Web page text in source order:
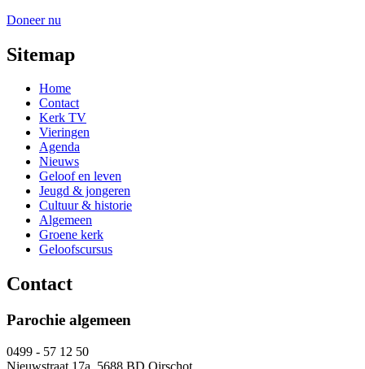
Doneer nu
Sitemap
Home
Contact
Kerk TV
Vieringen
Agenda
Nieuws
Geloof en leven
Jeugd & jongeren
Cultuur & historie
Algemeen
Groene kerk
Geloofscursus
Contact
Parochie algemeen
0499 - 57 12 50
Nieuwstraat 17a, 5688 BD Oirschot